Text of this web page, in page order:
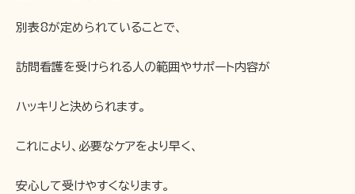
別表8が定められていることで、
訪問看護を受けられる人の範囲やサポート内容が
ハッキリと決められます。
これにより、必要なケアをより早く、
安心して受けやすくなります。